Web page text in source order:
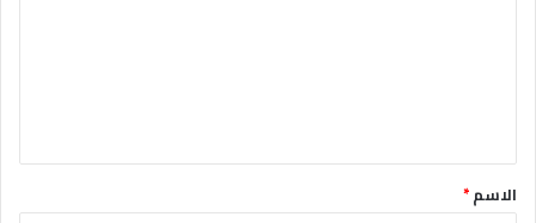
*الاسم*